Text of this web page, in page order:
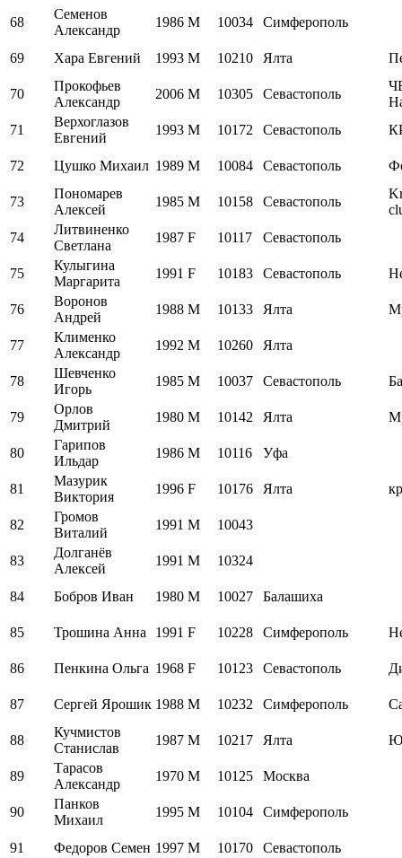
68
Семенов
Александр
1986 M 10034 Симферополь
69 Хара Евгений 1993 M 10210 Ялта
70
Прокофьев
Александр
2006 M 10305 Севастополь
71
Верхоглазов
Евгений
1993 M 10172 Севастополь
72 Цушко Михаил 1989 M 10084 Севастополь
73
Пономарев
Алексей
1985 M 10158 Севастополь
74
Литвиненко
Светлана
1987 F 10117 Севастополь
75
Кулыгина
Маргарита
1991 F 10183 Севастополь
76
Воронов
Андрей
1988 M 10133 Ялта
77
Клименко
Александр
1992 M 10260 Ялта
78
Шевченко
Игорь
1985 M 10037 Севастополь
79
Орлов
Дмитрий
1980 M 10142 Ялта
80
Гарипов
Ильдар
1986 M 10116 Уфа
81
Мазурик
Виктория
1996 F 10176 Ялта
82
Громов
Виталий
1991 M 10043
83
Долганёв
Алексей
1991 M 10324
84 Бобров Иван 1980 M 10027 Балашиха
85 Трошина Анна 1991 F 10228 Симферополь
86 Пенкина Ольга 1968 F 10123 Севастополь
87 Сергей Ярошик 1988 M 10232 Симферополь
88
Кучмистов
Станислав
1987 M 10217 Ялта
89
Тарасов
Александр
1970 M 10125 Москва
90
Панков
Михаил
1995 M 10104 Симферополь
91 Федоров Семен 1997 M 10170 Севастополь